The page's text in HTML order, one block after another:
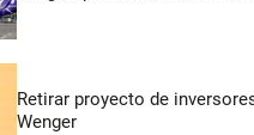
Retirar proyecto de
Wenger